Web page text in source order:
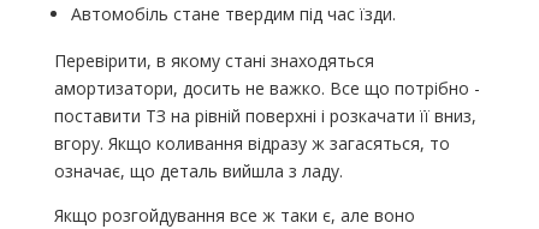
Автомобіль стане твердим під час їзди.
Перевірити, в якому стані знаходяться
амортизатори, досить не важко. Все що потрібно -
поставити ТЗ на рівній поверхні і розкачати її вниз,
вгору. Якщо коливання відразу ж загасяться, то
означає, що деталь вийшла з ладу.
Якщо розгойдування все ж таки є, але воно